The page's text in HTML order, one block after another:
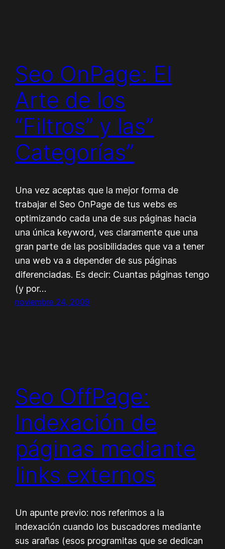
Seo OnPage: El
Arte de los
“Filtros” y las”
Categorías”
Una vez aceptas que la mejor forma de
trabajar el Seo OnPage de tus webs es
optimizando cada una de sus páginas hacia
una única keyword, ves claramente que una
gran parte de las posibilidades que va a tener
una web va a depender de sus páginas
diferenciadas. Es decir: Cuantas páginas tengo
(y por…
noviembre 24, 2009
Seo OffPage:
Indexación de
páginas mediante
links externos
Un apunte previo: nos referimos a la
indexación cuando los buscadores mediante
sus arañas (esos programitas que se dedican